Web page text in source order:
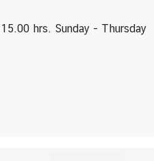
hrs. Sunday - Thursday